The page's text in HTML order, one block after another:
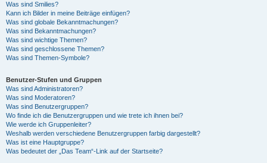
Was sind Smilies?
Kann ich Bilder in meine Beiträge einfügen?
Was sind globale Bekanntmachungen?
Was sind Bekanntmachungen?
Was sind wichtige Themen?
Was sind geschlossene Themen?
Was sind Themen-Symbole?
Benutzer-Stufen und Gruppen
Was sind Administratoren?
Was sind Moderatoren?
Was sind Benutzergruppen?
Wo finde ich die Benutzergruppen und wie trete ich ihnen bei?
Wie werde ich Gruppenleiter?
Weshalb werden verschiedene Benutzergruppen farbig dargestellt?
Was ist eine Hauptgruppe?
Was bedeutet der „Das Team“-Link auf der Startseite?